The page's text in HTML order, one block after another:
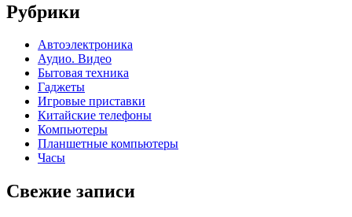
Рубрики
Автоэлектроника
Аудио. Видео
Бытовая техника
Гаджеты
Игровые приставки
Китайские телефоны
Компьютеры
Планшетные компьютеры
Часы
Свежие записи